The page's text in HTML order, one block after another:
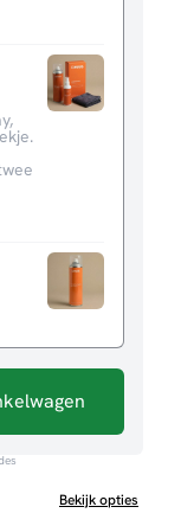
Bekijk opties